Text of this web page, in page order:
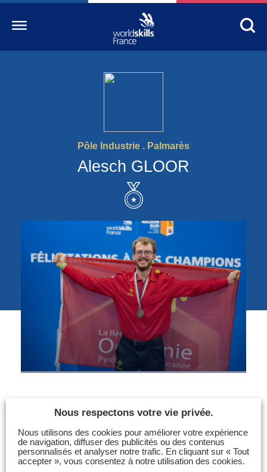
Pôle Industrie . Palmarès
Alesch GLOOR
La compétition
Découvrez un métier
S’informer
Nos partenaires
Actualités Education
Photos
Vidéos
Contactez-nous
Suivez l’Équipe de France des métiers
Shanghai 2026
Actualités
Espace presse
Inscription à la newsletter
Espace membres
Retour à la liste
Nous respectons votre vie privée.
Nous utilisons des cookies pour améliorer votre expérience
de navigation, diffuser des publicités ou des contenus
personnalisés et analyser notre trafic. En cliquant sur « Tout
accepter », vous consentez à notre utilisation des cookies.